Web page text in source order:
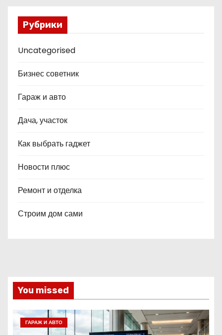
Рубрики
Uncategorised
Бизнес советник
Гараж и авто
Дача, участок
Как выбрать гаджет
Новости плюс
Ремонт и отделка
Строим дом сами
You missed
ГАРАЖ И АВТО